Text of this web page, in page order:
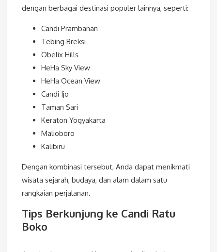
dengan berbagai destinasi populer lainnya, seperti:
Candi Prambanan
Tebing Breksi
Obelix Hills
HeHa Sky View
HeHa Ocean View
Candi Ijo
Taman Sari
Keraton Yogyakarta
Malioboro
Kalibiru
Dengan kombinasi tersebut, Anda dapat menikmati
wisata sejarah, budaya, dan alam dalam satu
rangkaian perjalanan.
Tips Berkunjung ke Candi Ratu
Boko